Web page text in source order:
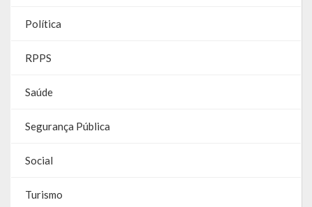
Webmail
Política
RPPS
Saúde
Segurança Pública
Social
Turismo